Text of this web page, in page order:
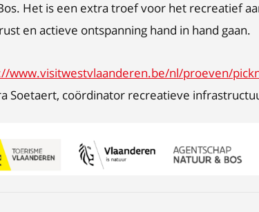
Het is een extra troef voor het recreatief
en actieve ontspanning hand in hand gaan.
www.visitwestvlaanderen.be/nl/proeven/
Soetaert, coördinator recreatieve